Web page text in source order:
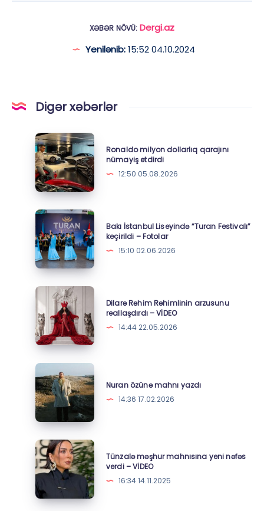
XƏBƏR NÖVÜ: Dergi.az
Yenilənib:15:52 04.10.2024
Digər xəbərlər
Ronaldo
milyon
dollarlıq
qarajını
nümayiş
etdirdi
Ronaldo milyon dollarlıq qarajını
nümayiş etdirdi
12:50 05.08.2026
Bakı
İstanbul
Liseyində
“Turan
Festivalı”
keçirildi
–
Fotolar
Bakı İstanbul Liseyində “Turan Festivalı”
keçirildi – Fotolar
15:10 02.06.2026
Dilarə
Rəhim
Rəhimlinin
arzusunu
reallaşdırdı
–
VİDEO
Dilarə Rəhim Rəhimlinin arzusunu
reallaşdırdı – VİDEO
14:44 22.05.2026
Nuran
özünə
mahnı
yazdı
Nuran özünə mahnı yazdı
14:36 17.02.2026
Tünzalə
məşhur
mahnısına
yeni
nəfəs
Tünzalə məşhur mahnısına yeni nəfəs
verdi – VİDEO
16:34 14.11.2025